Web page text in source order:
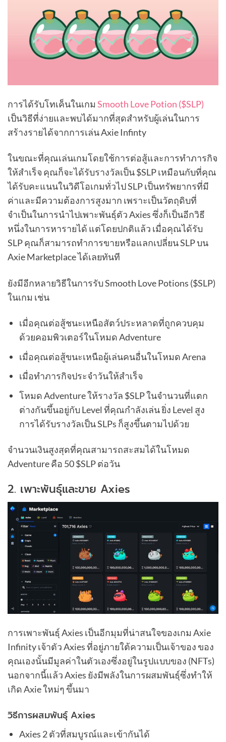
การได้รับโทเค็นในเกม Smooth Love Potion ($SLP)
เป็นวิธีที่ง่ายและพบได้มากที่สุดสำหรับผู้เล่นในการ
สร้างรายได้จากการเล่น Axie Infinty
ในขณะที่คุณเล่นเกมโดยใช้การต่อสู้และการทำภารกิจ
ให้สำเร็จ คุณก็จะได้รับรางวัลเป็น $SLP เหมือนกับที่คุณ
ได้รับคะแนนในวิดีโอเกมทั่วไป SLP เป็นทรัพยากรที่มี
ค่าและมีความต้องการสูงมาก เพราะเป็นวัตถุดิบที่
จำเป็นในการนำไปเพาะพันธุ์ตัว Axies ซึ่งก็เป็นอีกวิธี
หนึ่งในการหารายได้ แต่โดยปกติแล้ว เมื่อคุณได้รับ
SLP คุณก็สามารถทำการขายหรือแลกเปลี่ยน SLP บน
Axie Marketplace ได้เลยทันที
ยังมีอีกหลายวิธีในการรับ Smooth Love Potions ($SLP)
ในเกม เช่น
เมื่อคุณต่อสู้ชนะเหนือสัตว์ประหลาดที่ถูกควบคุม
ด้วยคอมพิวเตอร์ในโหมด Adventure
เมื่อคุณต่อสู้ขนะเหนือผู้เล่นคนอื่นในโหมด Arena
เมื่อทำภารกิจประจำวันให้สำเร็จ
โหมด Adventure ให้รางวัล $SLP ในจำนวนที่แตก
ต่างกันขึ้นอยู่กับ Level ที่คุณกำลังเล่น ยิ่ง Level สูง
การได้รับรางวัลเป็น SLPs ก็สูงขึ้นตามไปด้วย
จำนวนเงินสูงสุดที่คุณสามารถสะสมได้ในโหมด
Adventure คือ 50 $SLP ต่อวัน
2. เพาะพันธุ์และขาย Axies
การเพาะพันธ์ุ Axies เป็นอีกมุมที่น่าสนใจของเกม Axie
Infinity เจ้าตัว Axies ที่อยู่ภายใต้ความเป็นเจ้าของ ของ
คุณเองนั้นมีมูลค่าในตัวเองซึ่งอยู่ในรูปแบบของ (NFTs)
นอกจากนี้แล้ว Axies ยังมีพลังในการผสมพันธุ์ซึ่งทำให้
เกิด Axie ใหม่ๆ ขึ้นมา
วิธีการผสมพันธุ์ Axies
Axies 2 ตัวที่สมบูรณ์และเข้ากันได้